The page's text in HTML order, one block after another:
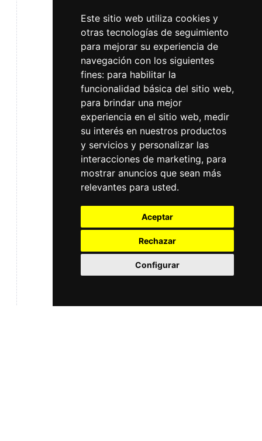
Este sitio web utiliza cookies y
otras tecnologías de seguimiento
para mejorar su experiencia de
navegación con los siguientes
fines: para habilitar la
funcionalidad básica del sitio web,
para brindar una mejor
experiencia en el sitio web, medir
su interés en nuestros productos
y servicios y personalizar las
interacciones de marketing, para
mostrar anuncios que sean más
relevantes para usted.
Aceptar
Rechazar
Configurar